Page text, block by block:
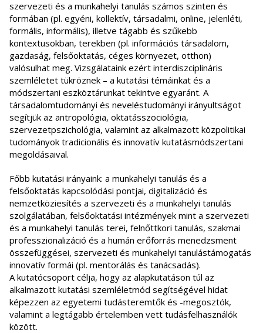
szervezeti és a munkahelyi tanulás számos szinten és
formában (pl. egyéni, kollektív, társadalmi, online, jelenléti,
formális, informális), illetve tágabb és szűkebb
kontextusokban, terekben (pl. információs társadalom,
gazdaság, felsőoktatás, céges környezet, otthon)
valósulhat meg. Vizsgálataink ezért interdiszciplináris
szemléletet tükröznek – a kutatási témáinkat és a
módszertani eszköztárunkat tekintve egyaránt. A
társadalomtudományi és neveléstudományi irányultságot
segítjük az antropológia, oktatásszociológia,
szervezetpszichológia, valamint az alkalmazott közpolitikai
tudományok tradicionális és innovatív kutatásmódszertani
megoldásaival.
Főbb kutatási irányaink: a munkahelyi tanulás és a
felsőoktatás kapcsolódási pontjai, digitalizáció és
nemzetköziesítés a szervezeti és a munkahelyi tanulás
szolgálatában, felsőoktatási intézmények mint a szervezeti
és a munkahelyi tanulás terei, felnőttkori tanulás, szakmai
professzionalizáció és a humán erőforrás menedzsment
összefüggései, szervezeti és munkahelyi tanulástámogatás
innovatív formái (pl. mentorálás és tanácsadás).
A kutatócsoport célja, hogy az alapkutatáson túl az
alkalmazott kutatási szemléletmód segítségével hidat
képezzen az egyetemi tudásteremtők és -megosztók,
valamint a legtágabb értelemben vett tudásfelhasználók
között.